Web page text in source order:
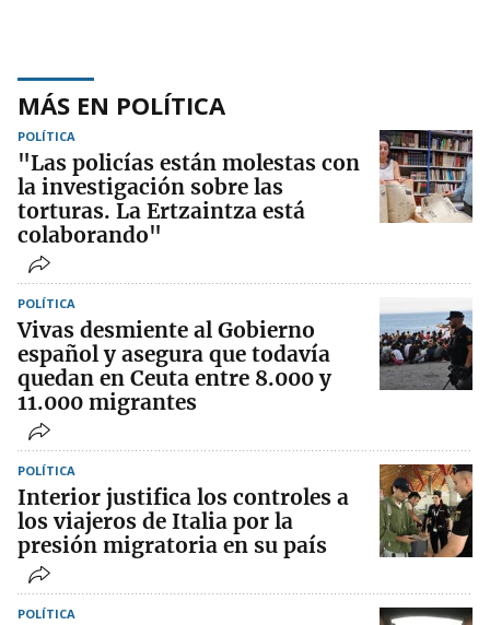
MÁS EN POLÍTICA
POLÍTICA
"Las policías están molestas con
la investigación sobre las
torturas. La Ertzaintza está
colaborando"
POLÍTICA
Vivas desmiente al Gobierno
español y asegura que todavía
quedan en Ceuta entre 8.000 y
11.000 migrantes
POLÍTICA
Interior justifica los controles a
los viajeros de Italia por la
presión migratoria en su país
POLÍTICA